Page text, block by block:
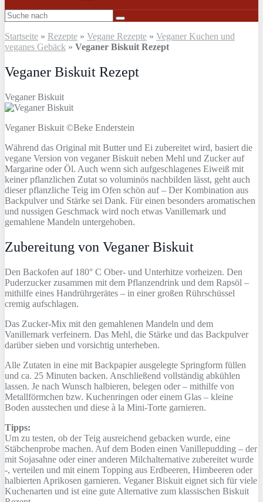
Startseite » Rezepte » Vegane Rezepte » Veganer Kuchen und
veganes Gebäck » Veganer Biskuit Rezept
Veganer Biskuit Rezept
Veganer Biskuit
Veganer Biskuit ©Beke Enderstein
Während das Original mit Butter und Ei zubereitet wird, basiert die
vegane Version von veganer Biskuit neben Mehl und Zucker auf
Margarine oder Öl. Auch wenn sich aufgeschlagenes Eiweiß mit
keiner pflanzlichen Zutat so voluminös nachbilden lässt, geht auch
dieser pflanzliche Teig im Ofen schön auf – Der Kombination aus
Backpulver und Stärke sei Dank. Für einen besonders aromatischen
und nussigen Geschmack wird noch etwas Vanillemark und
gemahlene Mandeln untergehoben.
Zubereitung von Veganer Biskuit
Den Backofen auf 180° C Ober- und Unterhitze vorheizen. Den
Puderzucker zusammen mit dem Pflanzendrink und dem Rapsöl –
mithilfe eines Handrührgerätes – in einer großen Rührschüssel
cremig aufschlagen.
Das Zucker-Mix mit den gemahlenen Mandeln und dem
Vanillemark verfeinern. Das Mehl, die Stärke und das Backpulver
darüber sieben und vorsichtig unterheben.
Alle Zutaten in eine mit Backpapier ausgelegte Springform füllen
und ca. 25 Minuten backen. Anschließend vollständig abkühlen
lassen. Je nach Wunsch halbieren, belegen oder – mithilfe von
Metallförmchen bzw. Kuchenringen oder einem Glas – kleine
Boden ausstechen und diese à la Mini-Torte garnieren.
Tipps:
Um zu testen, ob der Teig ausreichend gebacken wurde, eine
Stäbchenprobe machen. Auf dem Boden einen Vanillepudding – der
mit Sojasahne oder einer anderen Milchalternative zubereitet wurde
-, verteilen und mit einem Topping aus Erdbeeren, Himbeeren oder
halbierten Aprikosen garnieren. Veganer Biskuit eignet sich für viele
Kuchenarten und ist eine gute Alternative zum klassischen Biskuit